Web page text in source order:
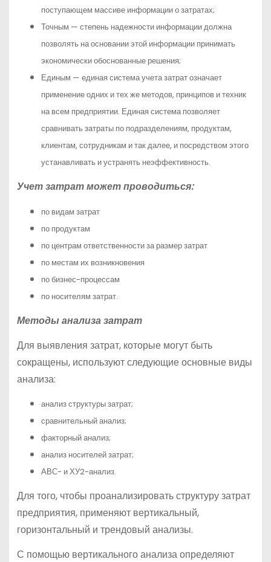
поступающем массиве информации о затратах;
Точным — степень надежности информации должна
позволять на основании этой информации принимать
экономически обоснованные решения;
Единым — единая система учета затрат означает
применение одних и тех же методов, принципов и техник
на всем предприятии. Единая система позволяет
сравнивать затраты по подразделениям, продуктам,
клиентам, сотрудникам и так далее, и посредством этого
устанавливать и устранять неэффективность.
Учет затрат может проводиться:
по видам затрат
по продуктам
по центрам ответственности за размер затрат
по местам их возникновения
по бизнес-процессам
по носителям затрат.
Методы анализа затрат
Для выявления затрат, которые могут быть
сокращены, используют следующие основные виды
анализа:
анализ структуры затрат;
сравнительный анализ;
факторный анализ;
анализ носителей затрат;
АВС- и ХУ2-анализ.
Для того, чтобы проанализировать структуру затрат
предприятия, применяют вертикальный,
горизонтальный и трендовый анализы.
С помощью вертикального анализа определяют